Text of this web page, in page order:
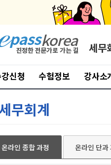
세무
신청 수험정보 강사소
무회계
온라인 종합 과정 온라인 단과